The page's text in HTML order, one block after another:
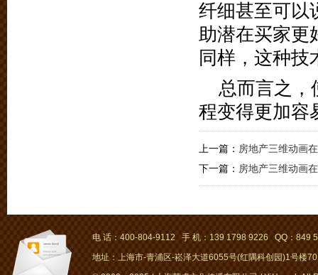
纤细甚至可以
助潜在买家更
同样，这种技
总而言之，
程变得更加容
上一篇： 房地产三维动画
下一篇： 房地产三维动画
电 话：400-804-9112 手 机：139 1798 9226 QQ：849
地址：上海市-青浦区-崧泽大道6055号(红隅科创园)1号楼